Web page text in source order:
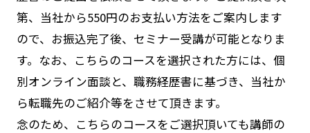
第、当社から550円のお支払い方法をご案内します
ので、お振込完了後、セミナー受講が可能となりま
す。なお、こちらのコースを選択された方には、個
別オンライン面談と、職務経歴書に基づき、当社か
ら転職先のご紹介等をさせて頂きます。
念のため、こちらのコースをご選択頂いても講師の